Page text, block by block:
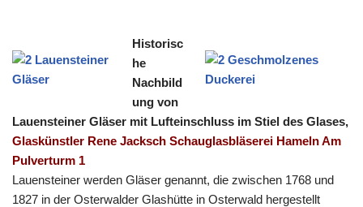
Historisc
he
Nachbild
ung von
Lauensteiner Gläser mit Lufteinschluss im Stiel des Glases,
Glaskünstler Rene Jacksch Schauglasbläserei Hameln Am
Pulverturm 1
Lauensteiner werden Gläser genannt, die zwischen 1768 und
1827 in der Osterwalder Glashütte in Osterwald hergestellt